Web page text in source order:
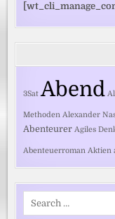
3Sat Abend
Methoden Alexander
Abenteurer Agiles
Abenteuerroman Aktien
Search